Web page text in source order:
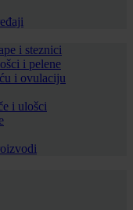
i steznici
i pelene
i ovulaciju
i ulošci